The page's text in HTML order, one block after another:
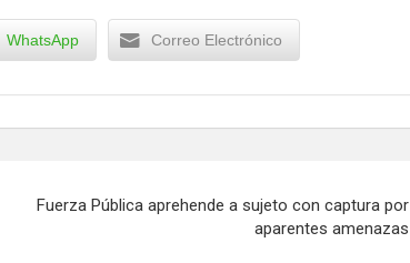
WhatsApp Correo Electrónico
Fuerza Pública aprehende a sujeto con captura por
aparentes amenazas